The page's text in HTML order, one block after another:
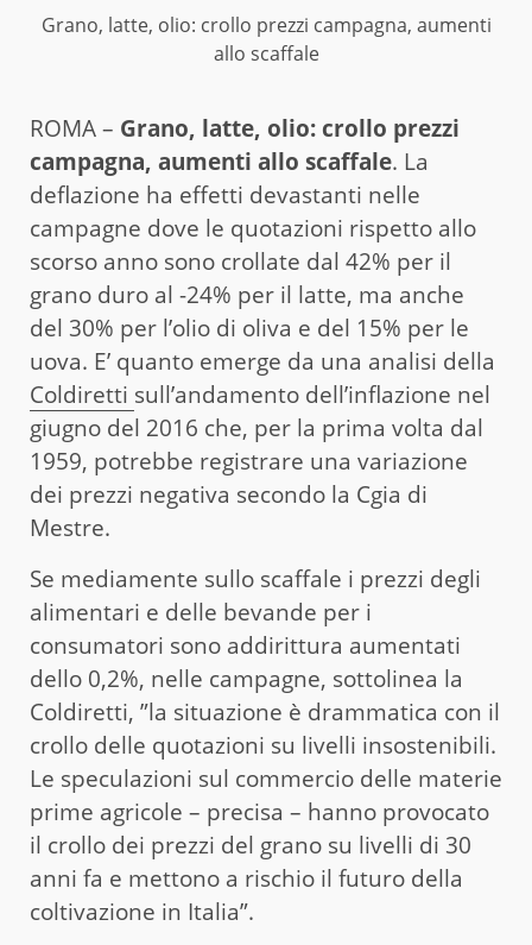
Grano, latte, olio: crollo prezzi campagna, aumenti
allo scaffale
ROMA – Grano, latte, olio: crollo prezzi
campagna, aumenti allo scaffale. La
deflazione ha effetti devastanti nelle
campagne dove le quotazioni rispetto allo
scorso anno sono crollate dal 42% per il
grano duro al -24% per il latte, ma anche
del 30% per l’olio di oliva e del 15% per le
uova. E’ quanto emerge da una analisi della
Coldiretti sull’andamento dell’inflazione nel
giugno del 2016 che, per la prima volta dal
1959, potrebbe registrare una variazione
dei prezzi negativa secondo la Cgia di
Mestre.
Se mediamente sullo scaffale i prezzi degli
alimentari e delle bevande per i
consumatori sono addirittura aumentati
dello 0,2%, nelle campagne, sottolinea la
Coldiretti, ”la situazione è drammatica con il
crollo delle quotazioni su livelli insostenibili.
Le speculazioni sul commercio delle materie
prime agricole – precisa – hanno provocato
il crollo dei prezzi del grano su livelli di 30
anni fa e mettono a rischio il futuro della
coltivazione in Italia”.